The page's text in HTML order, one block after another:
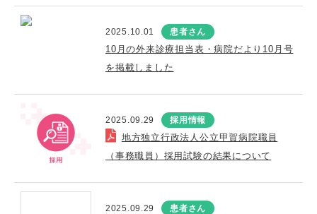
2025.10.01 患者さん
10月の外来診療担当表・病院だより10月号
を掲載しました
2025.09.29 採用情報
地方独立行政法人公立甲賀病院職員
（事務職員）採用試験の結果について
2025.09.29 患者さん